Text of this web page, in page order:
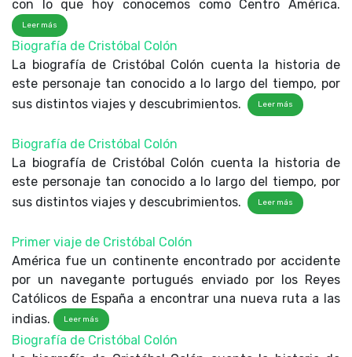
con lo que hoy conocemos como Centro América.
Leer más
Biografía de Cristóbal Colón
La biografía de Cristóbal Colón cuenta la historia de
este personaje tan conocido a lo largo del tiempo, por
sus distintos viajes y descubrimientos.
Leer más
Biografía de Cristóbal Colón
La biografía de Cristóbal Colón cuenta la historia de
este personaje tan conocido a lo largo del tiempo, por
sus distintos viajes y descubrimientos.
Leer más
Primer viaje de Cristóbal Colón
América fue un continente encontrado por accidente
por un navegante portugués enviado por los Reyes
Católicos de España a encontrar una nueva ruta a las
indias.
Leer más
Biografía de Cristóbal Colón